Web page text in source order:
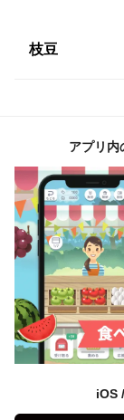
ること
・イチゴ王国
の時
期、田んぼで
品種の特徴
・一般のカボチ
収穫す
るコリンキー
に黄色
に、更にオレ
くなっていき
枝豆
アプリ内
iOS